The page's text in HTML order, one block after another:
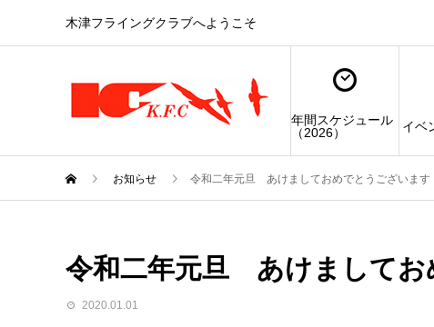
木津フライングクラブへようこそ
年間スケジュール
（2026）
イベ
お知らせ 令和二年元旦 あけましておめでとうございます
令和二年元旦 あけましてお
2020.01.01